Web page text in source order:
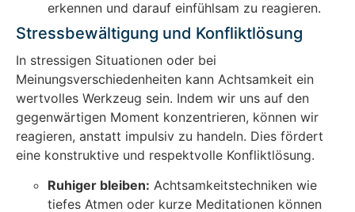
erkennen und darauf einfühlsam zu reagieren.
Stressbewältigung und Konfliktlösung
In stressigen Situationen oder bei
Meinungsverschiedenheiten kann Achtsamkeit ein
wertvolles Werkzeug sein. Indem wir uns auf den
gegenwärtigen Moment konzentrieren, können wir
reagieren, anstatt impulsiv zu handeln. Dies fördert
eine konstruktive und respektvolle Konfliktlösung.
Ruhiger bleiben: Achtsamkeitstechniken wie
tiefes Atmen oder kurze Meditationen können